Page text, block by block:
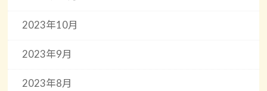
2023年10月
2023年9月
2023年8月